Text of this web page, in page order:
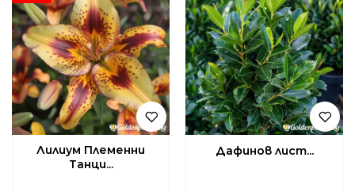
Лилиум Племенни
Танци...
Дафинов лист...